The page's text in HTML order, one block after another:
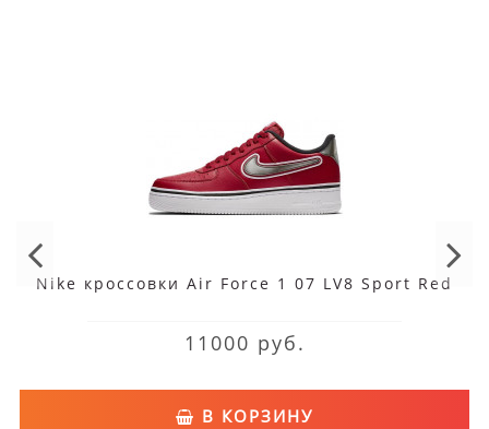
Nike кроссовки Air Force 1 07 LV8 Sport Red
11000 руб.
В КОРЗИНУ